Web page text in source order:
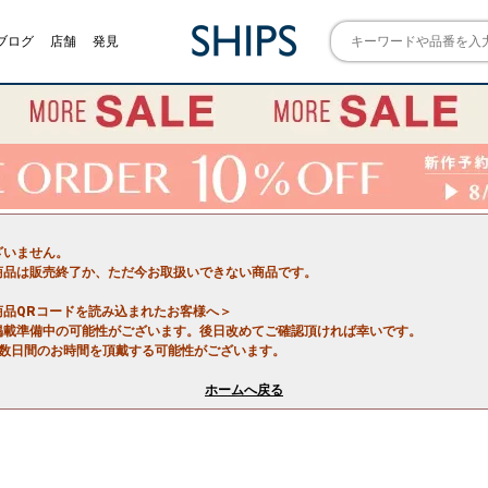
ログ 店舗 発見
ません。
は販売終了か、ただ今お取扱いできない商品です。
QRコードを読み込まれたお客様へ＞
準備中の可能性がございます。後日改めてご確認頂ければ幸いです。
日間のお時間を頂戴する可能性がございます。
ホームへ戻る